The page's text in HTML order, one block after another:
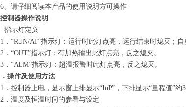
6、请仔细阅读本产品的使用说明方可操作
控制器操作说明
指示灯定义
1．“RUN/AT”指示灯：运行时此灯点亮，运行结束时熄灭；自
2．“OUT”指示灯：有加热输出此灯点亮，反之熄灭。
3．“ALM”指示灯：超温报警时此灯点亮，反之熄灭。
． 操作及使用方法
1．控制器上电，显示窗上排显示“InP”，下排显示“量程值”约
2．温度及恒温时间的参看与设定